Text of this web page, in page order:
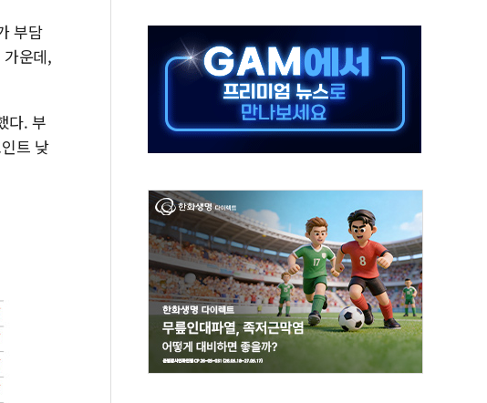
편 재검토 지시…與 "적극 환영"·野 "졸속 국정"
부담
운데,
다. 부
트 낮